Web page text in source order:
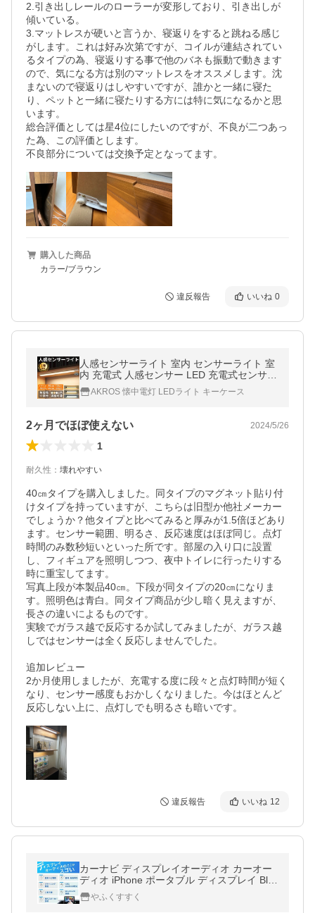
2.引き出しレールのローラーが変形しており、引き出しが
傾いている。
3.マットレスが硬いと言うか、寝返りをすると跳ねる感じ
がします。これは好み次第ですが、コイルが連結されてい
るタイプの為、寝返りする事で他のバネも振動で動きます
ので、気になる方は別のマットレスをオススメします。沈
まないので寝返りはしやすいですが、誰かと一緒に寝た
り、ペットと一緒に寝たりする方には特に気になるかと思
います。
総合評価としては星4位にしたいのですが、不良が二つあっ
た為、この評価とします。
不良部分については交換予定となってます。
購入した商品
カラー/ブラウン
違反報告 いいね 0
人感センサーライト 室内 センサーライト 室
内 充電式 人感センサー LED 充電式センサー
ライト 人感 玄関 防犯 足元灯 自動 USB 明る
い 照明 足元
AKROS 懐中電灯 LEDライト キーケース
2ヶ月でほぼ使えない 2024/5/26
1
耐久性 ： 壊れやすい
40㎝タイプを購入しました。同タイプのマグネット貼り付
けタイプを持っていますが、こちらは旧型か他社メーカー
でしょうか？他タイプと比べてみると厚みが1.5倍ほどあり
ます。センサー範囲、明るさ、反応速度はほぼ同じ。点灯
時間のみ数秒短いといった所です。部屋の入り口に設置
し、フィギュアを照明しつつ、夜中トイレに行ったりする
時に重宝してます。
写真上段が本製品40㎝。下段が同タイプの20㎝になりま
す。照明色は青白。同タイプ商品が少し暗く見えますが、
長さの違いによるものです。
実験でガラス越で反応するか試してみましたが、ガラス越
しではセンサーは全く反応しませんでした。
追加レビュー
2か月使用しましたが、充電する度に段々と点灯時間が短く
なり、センサー感度もおかしくなりました。今はほとんど
反応しない上に、点灯しでも明るさも暗いです。
違反報告 いいね 12
カーナビ ディスプレイオーディオ カーオー
ディオ iPhone ポータブル ディスプレイ Blu
etooth AUX android youtube 対応 ミラーリ
ングやふくすすく